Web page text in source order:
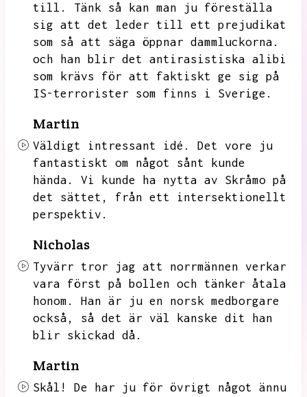
till.
Tänk så kan man ju föreställa
sig att det leder till ett prejudikat
som så att säga öppnar dammluckorna.
och han blir det antirasistiska alibi
som krävs för att faktiskt ge sig på
IS-terrorister som finns i Sverige.
Martin
Väldigt intressant idé.
Det vore ju
fantastiskt om något sånt kunde
hända.
Vi kunde ha nytta av Skråmo på
det sättet,
från ett intersektionellt
perspektiv.
Nicholas
Tyvärr tror jag att norrmännen verkar
vara först på bollen och tänker åtala
honom.
Han är ju en norsk medborgare
också,
så det är väl kanske dit han
blir skickad då.
Martin
Skål!
De har ju för övrigt något ännu